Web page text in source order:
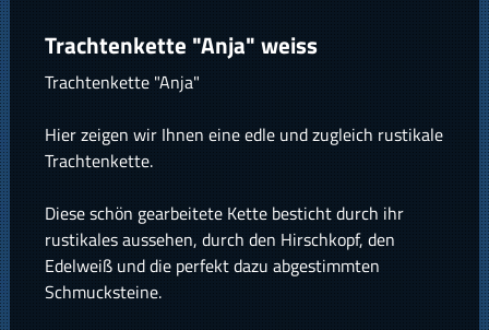
Trachtenkette "Anja" weiss
Trachtenkette "Anja"
Hier zeigen wir Ihnen eine edle und zugleich rustikale
Trachtenkette.
Diese schön gearbeitete Kette besticht durch ihr
rustikales aussehen, durch den Hirschkopf, den
Edelweiß und die perfekt dazu abgestimmten
Schmucksteine.